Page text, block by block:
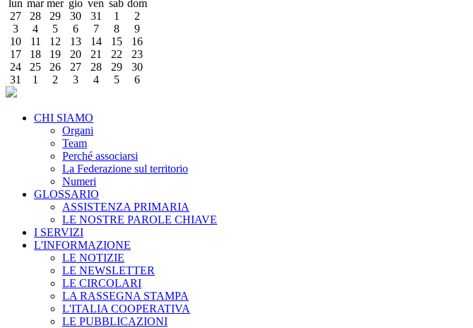
lun mar mer gio ven sab dom
27
28 29 30 31 1
2
3
4 5 6 7 8
9
10
11 12 13 14 15
16
17
18 19 20 21 22
23
24
25 26 27 28 29
30
31
1 2 3 4 5 6
CHI SIAMO
Organi
Team
Perché associarsi
La Federazione sul territorio
Numeri
GLOSSARIO
ASSISTENZA PRIMARIA
LE NOSTRE PAROLE CHIAVE
I SERVIZI
L'INFORMAZIONE
LE NOTIZIE
LE NEWSLETTER
LE CIRCOLARI
LA RASSEGNA STAMPA
L'ITALIA COOPERATIVA
LE PUBBLICAZIONI